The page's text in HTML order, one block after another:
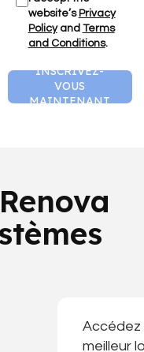
website’s Privacy
Policyand Terms
and Conditions.
INSCRIVEZ-
VOUS
MAINTENANT
Accédez
meilleur